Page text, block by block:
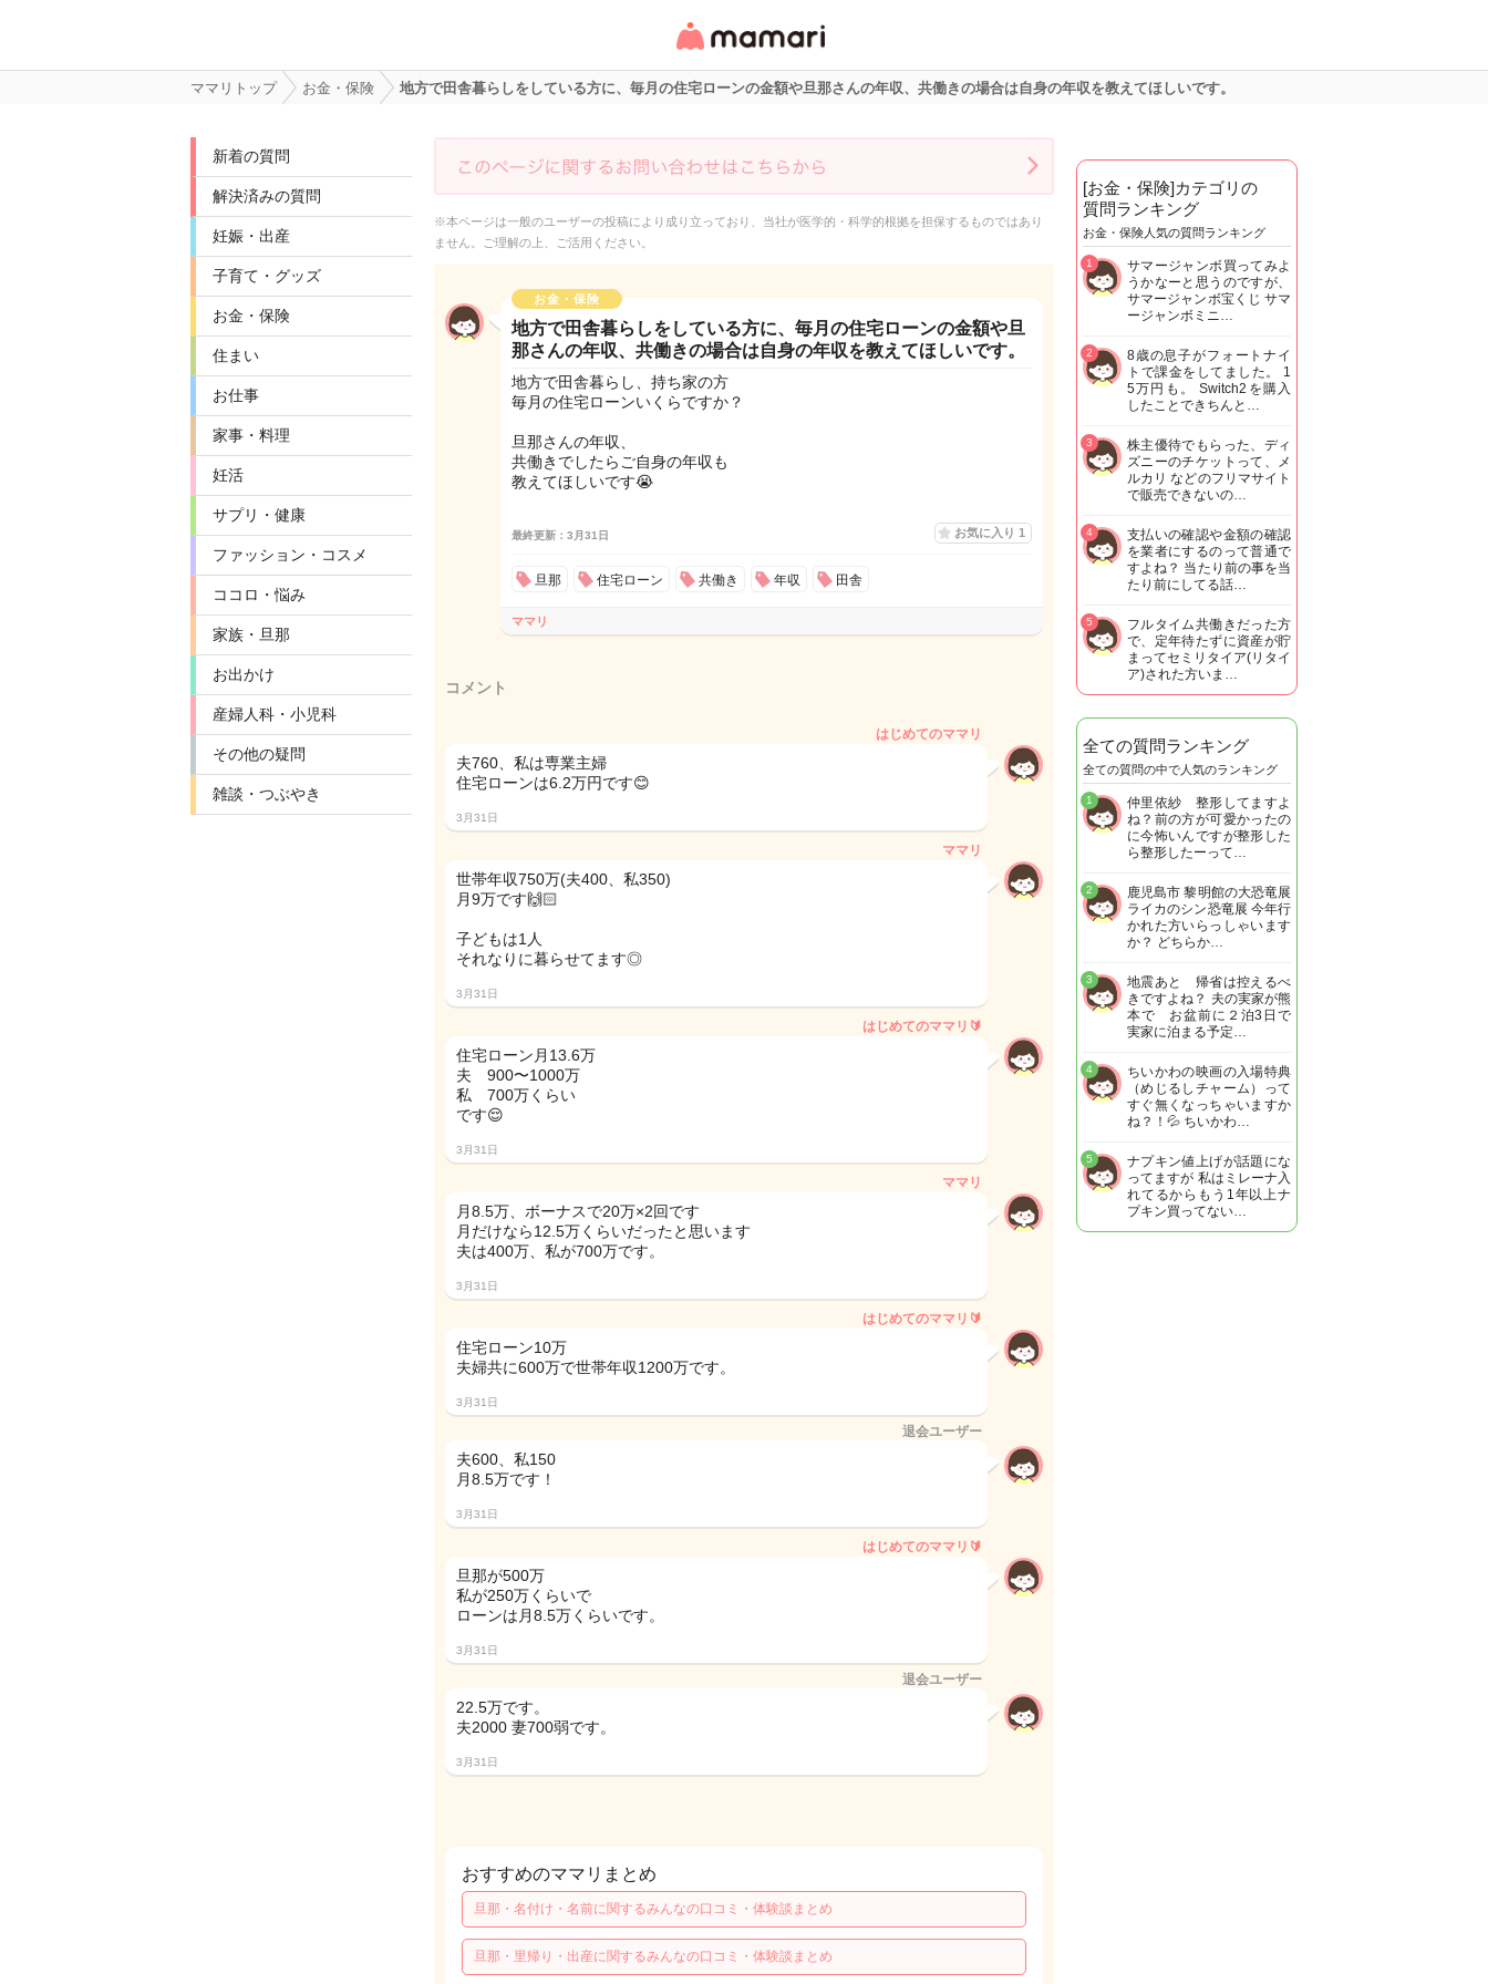
リ・情報サイト
ママリトップ お金・保険 地方で田舎暮らしをしている方に、毎月の住宅ローンの金額や旦那さんの年収、共働きの場合は自身の年収を教えてほしいです。
新着の質問
解決済みの質問
妊娠・出産
子育て・グッズ
お金・保険
住まい
お仕事
家事・料理
妊活
サプリ・健康
ファッション・コスメ
ココロ・悩み
家族・旦那
お出かけ
産婦人科・小児科
その他の疑問
雑談・つぶやき
※本ページは一般のユーザーの投稿により成り立っており、当社が医学的・科学的根拠を担保するものではあり
ません。ご理解の上、ご活用ください。
お金・保険
地方で田舎暮らしをしている方に、毎月の住宅ローンの金額や旦
那さんの年収、共働きの場合は自身の年収を教えてほしいです。
地方で田舎暮らし、持ち家の方
毎月の住宅ローンいくらですか？
旦那さんの年収、
共働きでしたらご自身の年収も
教えてほしいです😭
最終更新：3月31日 お気に入り 1
旦那 住宅ローン 共働き 年収 田舎
ママリ
コメント
はじめてのママリ
夫760、私は専業主婦
住宅ローンは6.2万円です😊
3月31日
ママリ
世帯年収750万(夫400、私350)
月9万です🙌🏻
子どもは1人
それなりに暮らせてます◎
3月31日
はじめてのママリ🔰
住宅ローン月13.6万
夫 900〜1000万
私 700万くらい
です😌
3月31日
ママリ
月8.5万、ボーナスで20万×2回です
月だけなら12.5万くらいだったと思います
夫は400万、私が700万です。
3月31日
はじめてのママリ🔰
住宅ローン10万
夫婦共に600万で世帯年収1200万です。
3月31日
退会ユーザー
夫600、私150
月8.5万です！
3月31日
はじめてのママリ🔰
旦那が500万
私が250万くらいで
ローンは月8.5万くらいです。
3月31日
退会ユーザー
22.5万です。
夫2000 妻700弱です。
3月31日
おすすめのママリまとめ
旦那・名付け・名前に関するみんなの口コミ・体験談まとめ
旦那・里帰り・出産に関するみんなの口コミ・体験談まとめ
[お金・保険]カテゴリの
質問ランキング
お金・保険人気の質問ランキング
サマージャンボ買ってみよ
うかなーと思うのですが、
サマージャンボ宝くじ サマ
ージャンボミニ…
1
8歳の息子がフォートナイ
トで課金をしてました。 1
5万円も。 Switch2を購入
したことできちんと…
2
株主優待でもらった、ディ
ズニーのチケットって、メ
ルカリ などのフリマサイト
で販売できないの…
3
支払いの確認や金額の確認
を業者にするのって普通で
すよね？ 当たり前の事を当
たり前にしてる話…
4
フルタイム共働きだった方
で、定年待たずに資産が貯
まってセミリタイア(リタイ
ア)された方いま…
5
全ての質問ランキング
全ての質問の中で人気のランキング
仲里依紗 整形してますよ
ね？前の方が可愛かったの
に今怖いんですが整形した
ら整形したーって…
1
鹿児島市 黎明館の大恐竜展
ライカのシン恐竜展 今年行
かれた方いらっしゃいます
か？ どちらか…
2
地震あと 帰省は控えるべ
きですよね？ 夫の実家が熊
本で お盆前に２泊3日で
実家に泊まる予定…
3
ちいかわの映画の入場特典
（めじるしチャーム）って
すぐ無くなっちゃいますか
ね？！💦 ちいかわ…
4
ナプキン値上げが話題にな
ってますが 私はミレーナ入
れてるからもう1年以上ナ
プキン買ってない…
5